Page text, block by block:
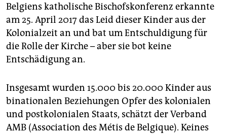
Belgiens katholische Bischofskonferenz erkannte
am 25. April 2017 das Leid dieser Kinder aus der
Kolonialzeit an und bat um Entschuldigung für
die Rolle der Kirche – aber sie bot keine
Entschädigung an.
Insgesamt wurden 15.000 bis 20.000 Kinder aus
binationalen Beziehungen Opfer des kolonialen
und postkolonialen Staats, schätzt der Verband
AMB (Association des Métis de Belgique). Keines